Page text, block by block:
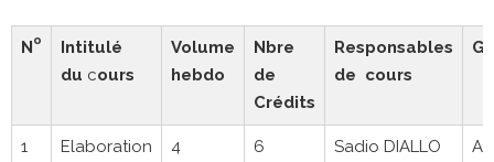
No
Intitulé
du cours
Volume
hebdo
Nbre
de
Crédits
Responsables
de cours
1
Elaboration
4
6
Sadio DIALLO A